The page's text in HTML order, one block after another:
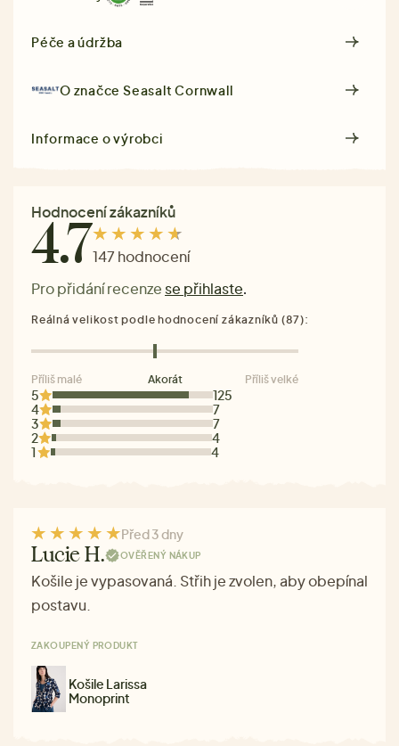
Péče a údržba
O značceSeasalt Cornwall
Informace o výrobci
Hodnocení zákazníků
4.7147 hodnocení
Pro přidání recenze se přihlaste.
5
125
4
7
3
7
2
4
1
4
Reálná velikost podle hodnocení zákazníků (87):
Příliš malé Akorát Příliš velké
Před 3 dny
Lucie H. OVĚŘENÝ NÁKUP
Košile je vypasovaná. Střih je zvolen, aby obepínal
postavu.
ZAKOUPENÝ PRODUKT
Košile Larissa
Monoprint